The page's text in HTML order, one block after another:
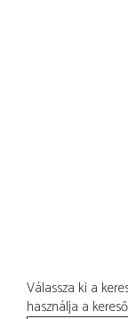
Válassza ki a
használja a